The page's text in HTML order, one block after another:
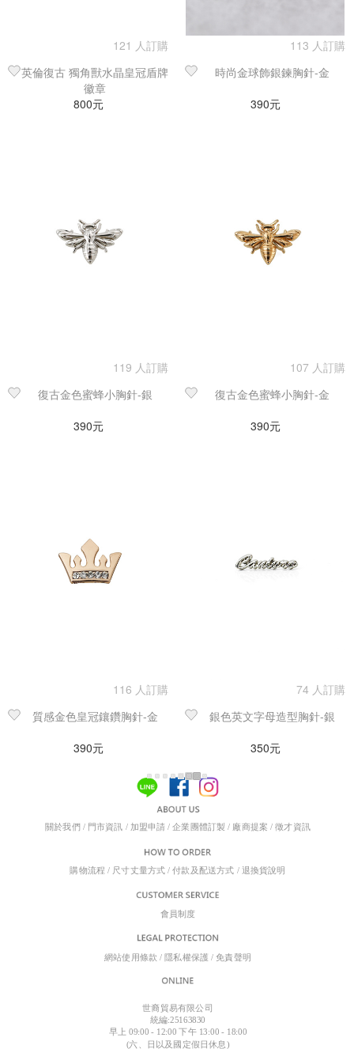
121 人訂購
英倫復古 獨角獸水晶皇冠盾牌
徽章
800元
113 人訂購
時尚金球飾銀鍊胸針-金
390元
119 人訂購
復古金色蜜蜂小胸針-銀
390元
107 人訂購
復古金色蜜蜂小胸針-金
390元
116 人訂購
質感金色皇冠鑲鑽胸針-金
390元
74 人訂購
銀色英文字母造型胸針-銀
350元